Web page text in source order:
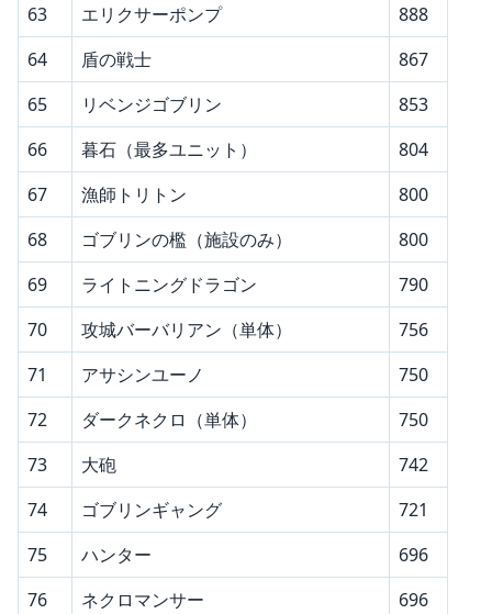
63
エリクサーポンプ
888
64
盾の戦士
867
65
リベンジゴブリン
853
66
暮石（最多ユニット）
804
67
漁師トリトン
800
68
ゴブリンの檻（施設のみ）
800
69
ライトニングドラゴン
790
70
攻城バーバリアン（単体）
756
71
アサシンユーノ
750
72
ダークネクロ（単体）
750
73
大砲
742
74
ゴブリンギャング
721
75
ハンター
696
76
ネクロマンサー
696